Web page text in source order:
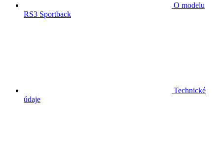
O modelu
RS3 Sportback
Technické
údaje